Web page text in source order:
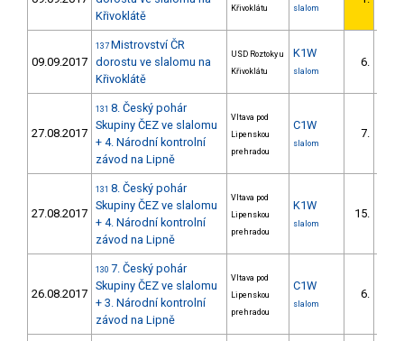
Křivoklátě
Křivoklátu
slalom
09.09.2017
137 Mistrovství ČR
dorostu ve slalomu na
Křivoklátě
USD Roztoky u
Křivoklátu
K1W
slalom
6.
27.08.2017
131 8. Český pohár
Skupiny ČEZ ve slalomu
+ 4. Národní kontrolní
závod na Lipně
Vltava pod
Lipenskou
prehradou
C1W
slalom
7.
27.08.2017
131 8. Český pohár
Skupiny ČEZ ve slalomu
+ 4. Národní kontrolní
závod na Lipně
Vltava pod
Lipenskou
prehradou
K1W
slalom
15.
26.08.2017
130 7. Český pohár
Skupiny ČEZ ve slalomu
+ 3. Národní kontrolní
závod na Lipně
Vltava pod
Lipenskou
prehradou
C1W
slalom
6.